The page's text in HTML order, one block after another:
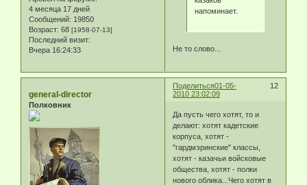
4 месяца 17 дней
Сообщений: 19850
Возраст: 68 [1958-07-13]
Последний визит:
Вчера 16:24:33
напоминает.
Не то слово...
Поделиться 12
01-05-
2010 23:02:09
general-director
Полковник
Да пусть чего хотят, то и
делают: хотят кадетские
корпуса, хотят -
"гардмэринские" классы,
хотят - казачьи войсковые
общества, хотят - полки
нового облика...Чего хотят в